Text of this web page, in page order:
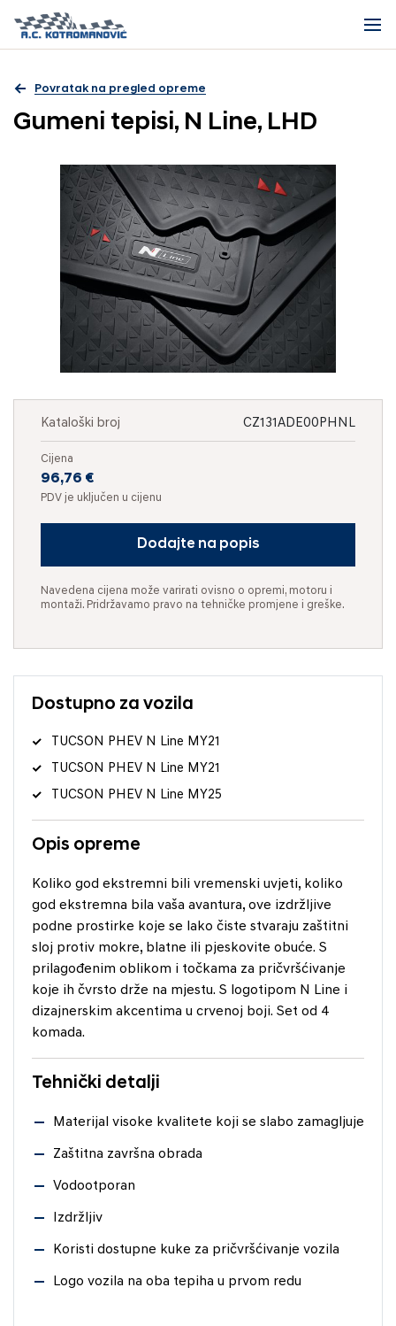
Povratak na pregled opreme
Gumeni tepisi, N Line, LHD
Kataloški broj CZ131ADE00PHNL
Cijena
96,76 €
PDV je uključen u cijenu
Dodajte na popis
Navedena cijena može varirati ovisno o opremi, motoru i
montaži. Pridržavamo pravo na tehničke promjene i greške.
Dostupno za vozila
TUCSON PHEV N Line MY21
TUCSON PHEV N Line MY21
TUCSON PHEV N Line MY25
Opis opreme
Koliko god ekstremni bili vremenski uvjeti, koliko
god ekstremna bila vaša avantura, ove izdržljive
podne prostirke koje se lako čiste stvaraju zaštitni
sloj protiv mokre, blatne ili pjeskovite obuće. S
prilagođenim oblikom i točkama za pričvršćivanje
koje ih čvrsto drže na mjestu. S logotipom N Line i
dizajnerskim akcentima u crvenoj boji. Set od 4
komada.
Tehnički detalji
Materijal visoke kvalitete koji se slabo zamagljuje
Zaštitna završna obrada
Vodootporan
Izdržljiv
Koristi dostupne kuke za pričvršćivanje vozila
Logo vozila na oba tepiha u prvom redu